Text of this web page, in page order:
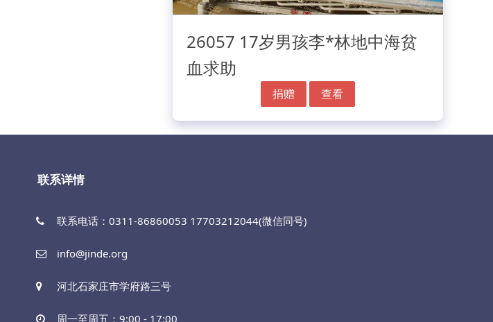
26057 17岁男孩李*林地中海贫
血求助
捐赠 查看
联系详情
联系电话：0311-86860053 17703212044(微信同号)
info@jinde.org
河北石家庄市学府路三号
周一至周五：9:00 - 17:00